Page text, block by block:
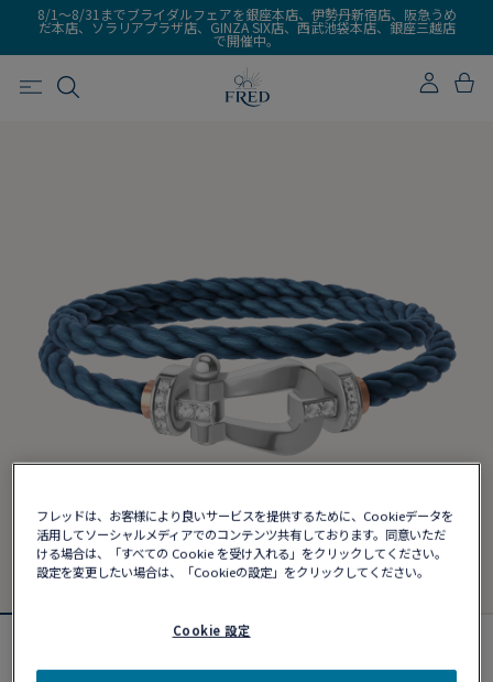
8/1～8/31までブライダルフェアを銀座本店、伊勢丹新宿店、阪急うめ
だ本店、ソラリアプラザ店、GINZA SIX店、西武池袋本店、銀座三越店
で開催中。
フォース10ブレスレット
フレッドは、お客様により良いサービスを提供するために、Cookieデータを
活用してソーシャルメディアでのコンテンツ共有しております。同意いただ
ける場合は、「すべての Cookie を受け入れる」をクリックしてください。
設定を変更したい場合は、「Cookieの設定」をクリックしてください。
Cookie 設定